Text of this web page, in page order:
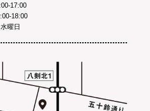
17:00
18:00
曜日